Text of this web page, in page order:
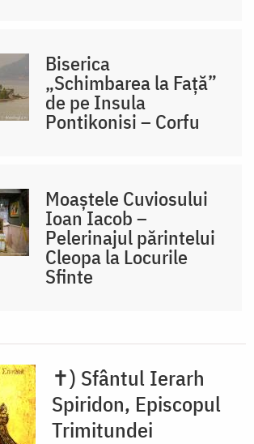
Biserica
„Schimbarea la Față”
de pe Insula
Pontikonisi – Corfu
Moaștele Cuviosului
Ioan Iacob –
Pelerinajul părintelui
Cleopa la Locurile
Sfinte
✝) Sfântul Ierarh
Spiridon, Episcopul
Trimitundei